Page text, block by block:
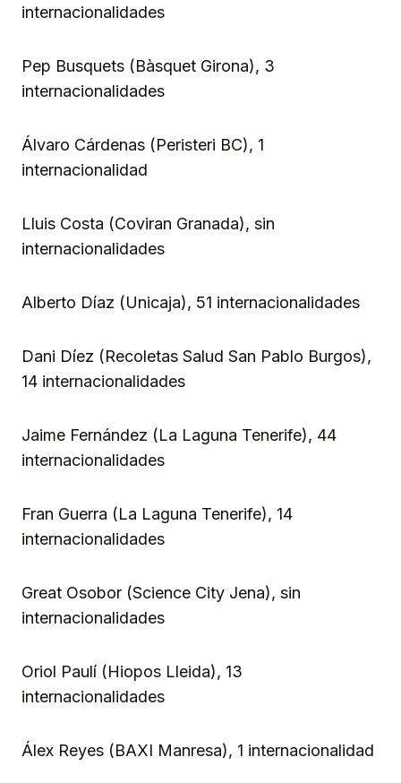
internacionalidades
Pep Busquets (Bàsquet Girona), 3
internacionalidades
Álvaro Cárdenas (Peristeri BC), 1
internacionalidad
Lluis Costa (Coviran Granada), sin
internacionalidades
Alberto Díaz (Unicaja), 51 internacionalidades
Dani Díez (Recoletas Salud San Pablo Burgos),
14 internacionalidades
Jaime Fernández (La Laguna Tenerife), 44
internacionalidades
Fran Guerra (La Laguna Tenerife), 14
internacionalidades
Great Osobor (Science City Jena), sin
internacionalidades
Oriol Paulí (Hiopos Lleida), 13
internacionalidades
Álex Reyes (BAXI Manresa), 1 internacionalidad